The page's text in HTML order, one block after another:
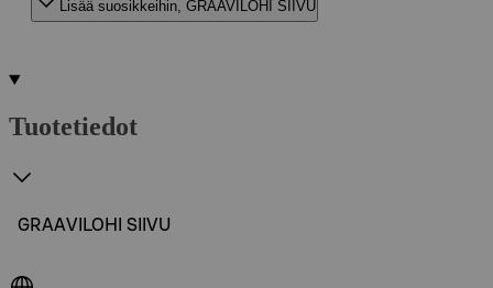
Lisää suosikkeihin, GRAAVILOHI SIIVU
Tuotetiedot
GRAAVILOHI SIIVU